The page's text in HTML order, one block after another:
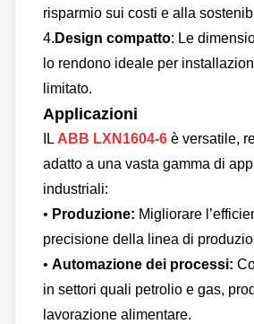
risparmio sui costi e alla
4. Design compatto: Le
lo rendono ideale per
limitato.
Applicazioni
IL ABB LXN1604-6è versatile,
adatto a una vasta gamma di
industriali:
• Produzione: Migliorare
precisione della linea di
• Automazione dei processi:
in settori quali petrolio e gas,
lavorazione alimentare.